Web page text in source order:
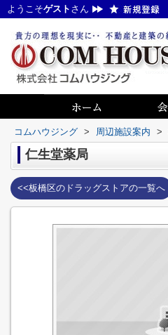
ようこそゲスト さん
コムハウジング > 周辺施設案内 >
仁生堂薬局
<<板橋区のドラッグストアの一覧へ